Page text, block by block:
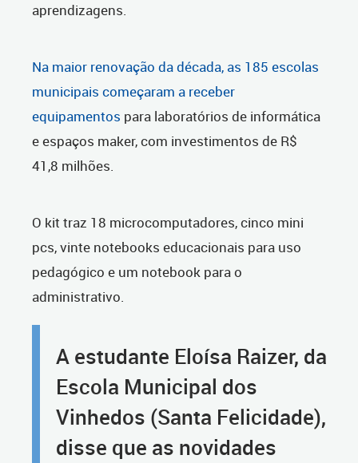
aprendizagens.
Na maior renovação da década, as 185 escolas
municipais começaram a receber
equipamentos para laboratórios de informática
e espaços maker, com investimentos de R$
41,8 milhões.
O kit traz 18 microcomputadores, cinco mini
pcs, vinte notebooks educacionais para uso
pedagógico e um notebook para o
administrativo.
A estudante Eloísa Raizer, da
Escola Municipal dos
Vinhedos (Santa Felicidade),
disse que as novidades